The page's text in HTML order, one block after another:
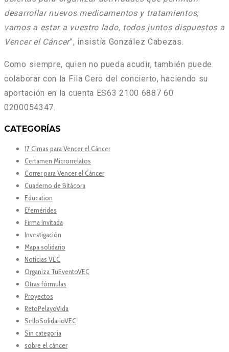
desarrollar nuevos medicamentos y tratamientos;
vamos a estar a vuestro lado, todos juntos dispuestos a
Vencer el Cáncer”, insistía González Cabezas.
Como siempre, quien no pueda acudir, también puede
colaborar con la Fila Cero del concierto, haciendo su
aportación en la cuenta ES63 2100 6887 60
0200054347.
CATEGORÍAS
17 Cimas para Vencer el Cáncer
Certamen Microrrelatos
Correr para Vencer el Cáncer
Cuaderno de Bitácora
Education
Efemérides
Firma Invitada
Investigación
Mapa solidario
Noticias VEC
Organiza TuEventoVEC
Otras fórmulas
Proyectos
RetoPelayoVida
SelloSolidarioVEC
Sin categoría
sobre el cáncer